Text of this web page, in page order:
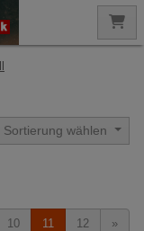
Sortierung wählen
10 11 12 »